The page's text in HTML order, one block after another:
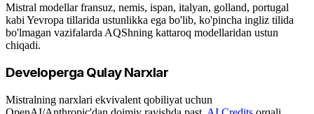
Mistral modellar fransuz, nemis, ispan, italyan, golland, portugal
kabi Yevropa tillarida ustunlikka ega bo'lib, ko'pincha ingliz tilida
bo'lmagan vazifalarda AQShning kattaroq modellaridan ustun
chiqadi.
Developerga Qulay Narxlar
Mistralning narxlari ekvivalent qobiliyat uchun